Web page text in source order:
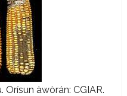
àwòrán: CGIAR.